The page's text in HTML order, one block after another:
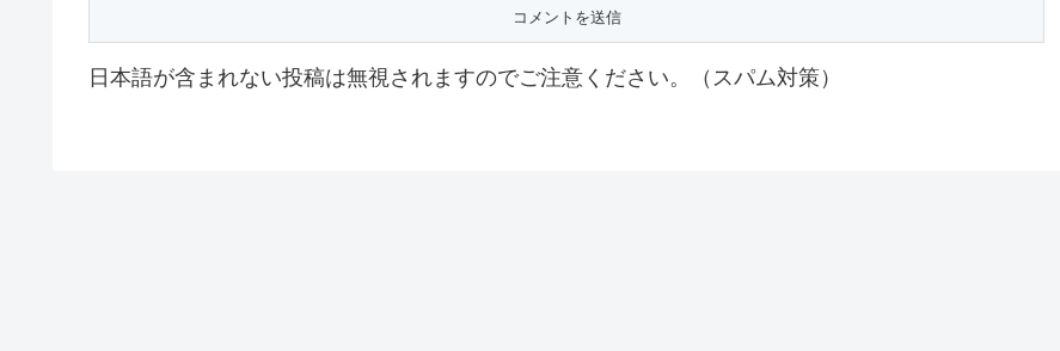
日本語が含まれない投稿は無視されますのでご注意ください。（スパム対策）